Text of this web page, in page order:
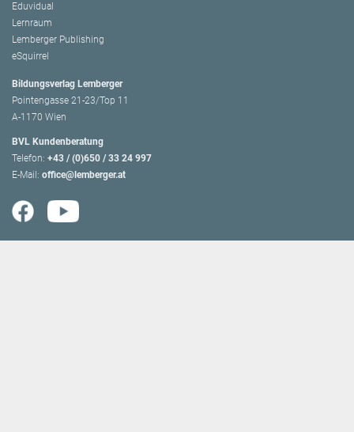
Eduvidual
Lernraum
Lemberger Publishing
eSquirrel
Bildungsverlag Lemberger
Pointengasse 21-23/Top 11
A-1170 Wien
BVL Kundenberatung
Telefon: +43 / (0)650 / 33 24 997
E-Mail: office@lemberger.at